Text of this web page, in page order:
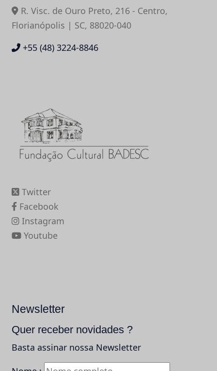
R. Visc. de Ouro Preto, 216 - Centro,
Florianópolis | SC, 88020-040
+55 (48) 3224-8846
Twitter
Facebook
Instagram
Youtube
Newsletter
Quer receber novidades ?
Basta assinar nossa Newsletter